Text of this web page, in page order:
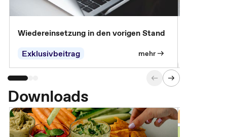
Wiedereinsetzung in den vorigen Stand
Exklusivbeitrag
mehr
Downloads